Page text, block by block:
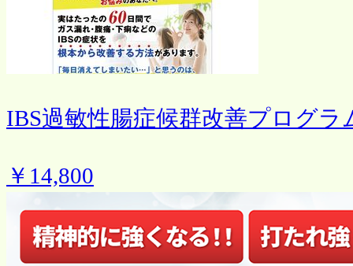
IBS過敏性腸症候群改善プログラ
￥14,800